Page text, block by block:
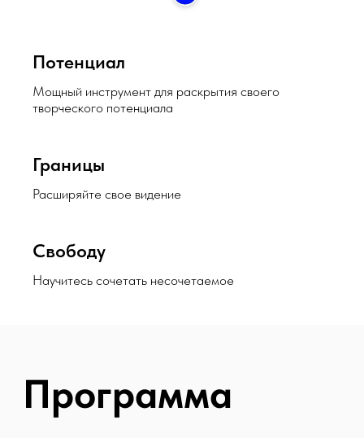
Потенциал
Мощный инструмент для раскрытия своего
творческого потенциала
Границы
Расширяйте свое видение
Свободу
Научитесь сочетать несочетаемое
Павел Полков
За 2 года прошел путь от
помощника до старшего
флориста. И теперь раздвигает
границы сознания флористов с